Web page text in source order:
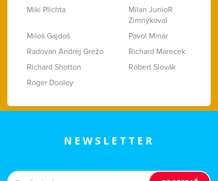
Miki Plichta
Milan JunioR
Zimnýkoval
Miloš Gajdoš
Pavol Minár
Radovan Andrej Grežo
Richard Marecek
Richard Shotton
Róbert Slovák
Roger Dooley
NEWSLETTER